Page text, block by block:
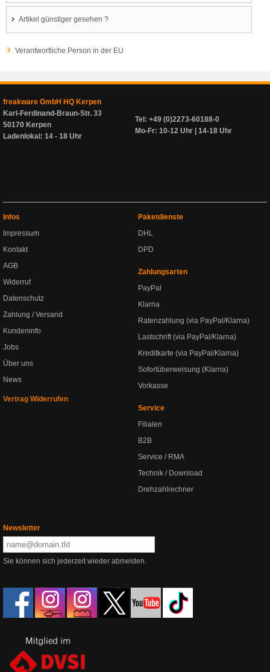
Artikel günstiger gesehen ?
Verantwortliche Person in der EU
freakware GmbH HQ Kerpen
Karl-Ferdinand-Braun-Str. 33
50170 Kerpen
Ladenlokal: 14 - 18 Uhr
Tel: +49 (0)2273-60188-0
Mo-Fr: 10-12 Uhr | 14-18 Uhr
Infos
Impressum
Kontakt
AGB
Widerruf
Datenschutz
Zahlung / Versand
Kundeninfo
Jobs
Über uns
News
Vertrag Widerrufen
Paketdienste
DHL
DPD
Zahlungsarten
PayPal
Klarna
Ratenzahlung (via PayPal/Klarna)
Lastschrift (via PayPal/Klarna)
Kreditkarte (via PayPal/Klarna)
Sofortüberweisung (Klarna)
Vorkasse
Service
Filialen
B2B
Service / RMA
Technik / Download
Drehzahlrechner
Newsletter
Sie können sich jederzeit wieder abmelden.